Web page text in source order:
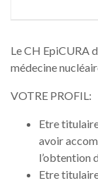
Le CH EpiCURA
médecine
VOTRE PROFIL:
Etre
avoir
l’obtention
Etre